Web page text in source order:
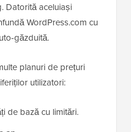
Datorită aceluiași
WordPress.com cu
găzduită.
planuri de prețuri
utilizatori:
de bază cu limitări.